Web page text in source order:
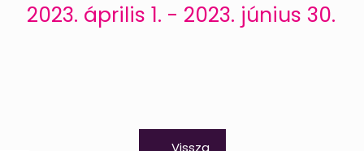
2023. április 1. - 2023. június 30.
Vissza